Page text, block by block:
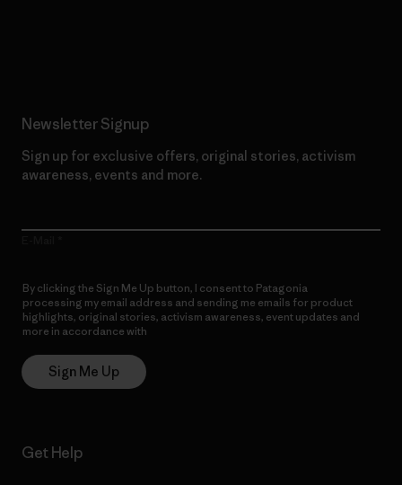
Newsletter Signup
Sign up for exclusive offers, original stories, activism
awareness, events and more.
By clicking the Sign Me Up button, I consent to Patagonia
processing my email address and sending me emails for product
highlights, original stories, activism awareness, event updates and
more in accordance with
Sign Me Up
Get Help